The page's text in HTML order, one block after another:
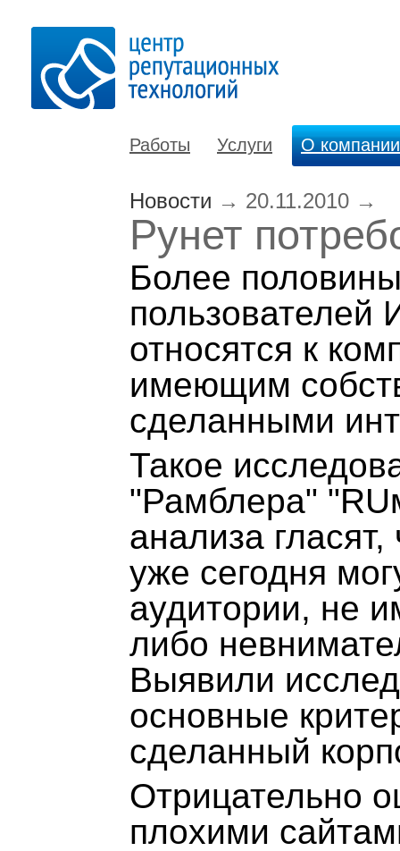
Работы Услуги О компании
Новости → 20.11.2010 →
Рунет
Более
пользователей
относятся к
имеющим
сделанными
Такое
"Рамблера"
анализа
уже сегодня
аудитории, не
либо
Выявили
основные
сделанный
Отрицательно
плохими